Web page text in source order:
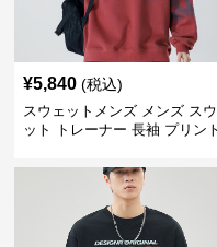
¥5,840 (税込)
スウェットメンズ メンズ ス
ット トレーナー 長袖 プリント